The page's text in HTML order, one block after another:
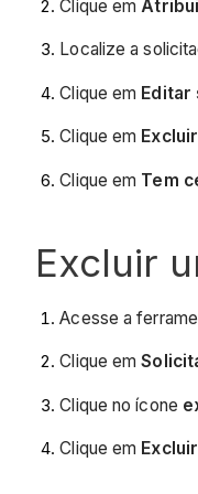
Clique em
Localize a
Clique em Editar
Clique em Excluir
Clique em Tem
Excluir
Acesse a
Clique em
Clique no ícone
Clique em Excluir